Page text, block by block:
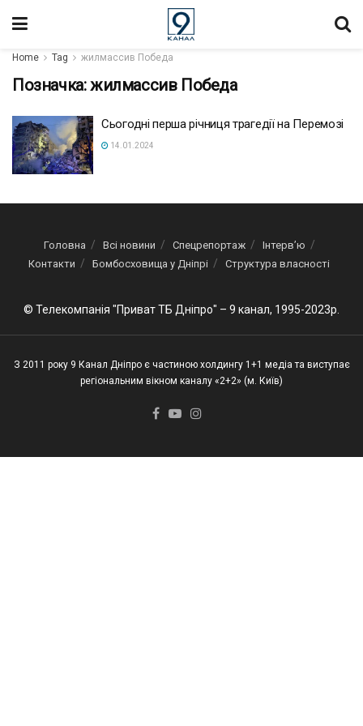
Home Tag жилмассив Победа
Позначка:жилмассив Победа
Сьогодні перша річниця трагедії на Перемозі
14.01.2024
Головна Всі новини Спецрепортаж
Інтерв’ю
Контакти
Бомбосховища у Дніпрі Структура власності
© Телекомпанія "Приват ТБ Дніпро" – 9 канал, 1995-2023р.
З 2011 року 9 Канал Дніпро є частиною холдингу 1+1 медіа та виступає
регіональним вікном каналу «2+2» (м. Київ)